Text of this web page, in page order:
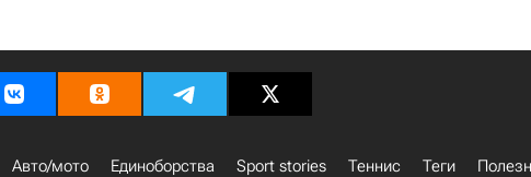
Авто/мото Единоборства Sport stories Теннис Теги